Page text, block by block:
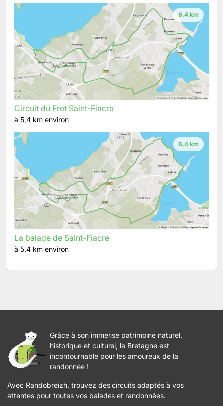
6,4 km
Circuit du Fret Saint-Fiacre
à 5,4 km environ
6,4 km
La balade de Saint-Fiacre
à 5,4 km environ
Grâce à son immense patrimoine naturel,
historique et culturel, la Bretagne est
incontournable pour les amoureux de la
randonnée !
Avec Randobreizh, trouvez des circuits adaptés à vos
attentes pour toutes vos balades et randonnées.